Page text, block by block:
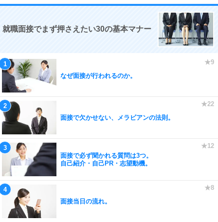
就職面接でまず押さえたい30の基本マナー
なぜ面接が行われるのか。
面接で欠かせない、メラビアンの法則。
面接で必ず聞かれる質問は3つ。
自己紹介・自己PR・志望動機。
面接当日の流れ。